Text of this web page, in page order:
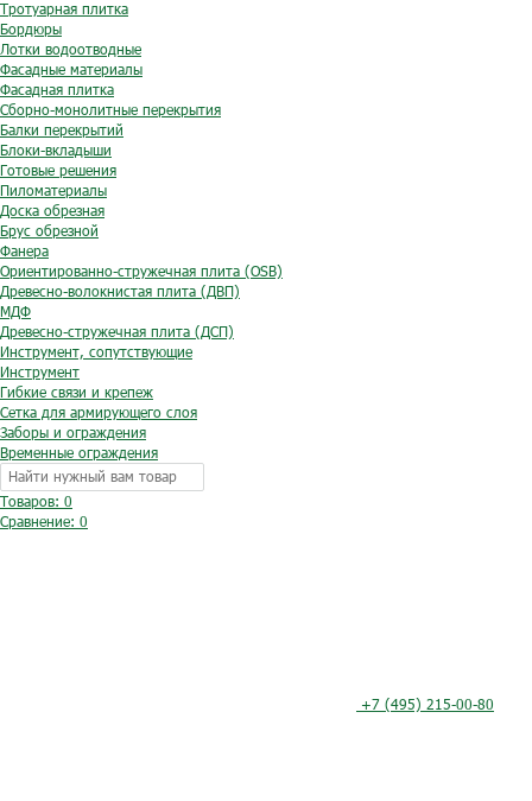
Тротуарная плитка
Бордюры
Лотки водоотводные
Фасадные материалы
Фасадная плитка
Сборно-монолитные перекрытия
Балки перекрытий
Блоки-вкладыши
Готовые решения
Пиломатериалы
Доска обрезная
Брус обрезной
Фанера
Ориентированно-стружечная плита (OSB)
Древесно-волокнистая плита (ДВП)
МДФ
Древесно-стружечная плита (ДСП)
Инструмент, сопутствующие
Инструмент
Гибкие связи и крепеж
Сетка для армирующего слоя
Заборы и ограждения
Временные ограждения
Товаров: 0
Сравнение: 0
+7 (495) 215-00-80